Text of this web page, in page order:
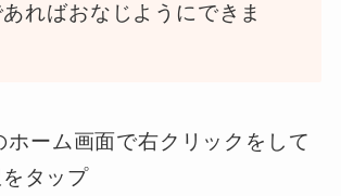
ればおなじようにできま
ーム画面で右クリックをして
タップ